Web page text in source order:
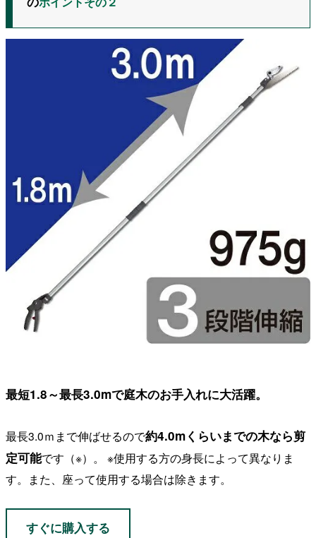
最短1.8～最長3.0mで庭木のお手入れに大活躍。
最長3.0ｍまで伸ばせるので約4.0mくらいまでの木なら剪
定可能です（※）。 ※使用する方の身長によって異なりま
す。また、座って使用する場合は除きます。
すぐに購入する